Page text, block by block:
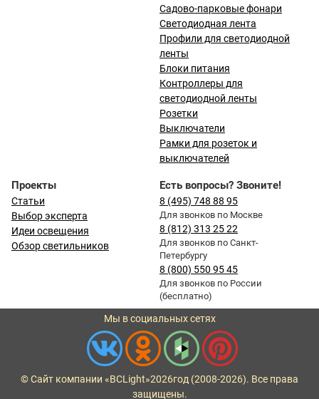
Садово-парковые фонари
Светодиодная лента
Профили для светодиодной
ленты
Блоки питания
Контроллеры для
светодиодной ленты
Розетки
Выключатели
Рамки для розеток и
выключателей
Проекты
Статьи
Выбор эксперта
Идеи освещения
Обзор светильников
Есть вопросы? Звоните!
8 (495) 748 88 95
Для звонков по Москве
8 (812) 313 25 22
Для звонков по Санкт-
Петербургу
8 (800) 550 95 45
Для звонков по России
(бесплатно)
Мы в социальных сетях
© Сайт компании «BCLight»2026год (2008-2026). Все права
защищены.